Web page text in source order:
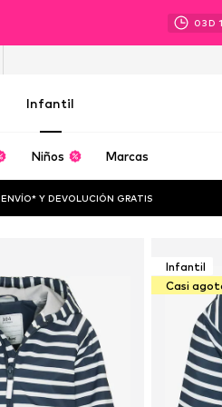
03D
Infantil
Niños Marcas
ENVÍO* Y DEVOLUCIÓN GRATIS
Infantil
Casi